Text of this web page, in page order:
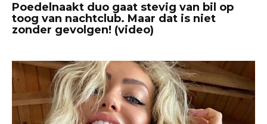
Poedelnaakt duo gaat stevig van bil op
toog van nachtclub. Maar dat is niet
zonder gevolgen! (video)